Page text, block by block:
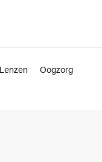
Lenzen
Oogzorg